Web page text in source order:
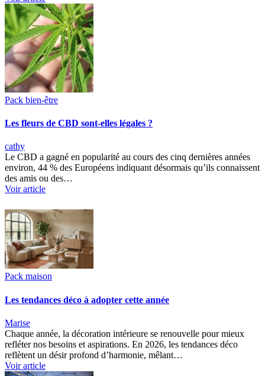
Pack bien-être
Les fleurs de CBD sont-elles légales ?
cathy
Le CBD a gagné en popularité au cours des cinq dernières années
environ, 44 % des Européens indiquant désormais qu’ils connaissent
des amis ou des…
Voir article
Pack maison
Les tendances déco à adopter cette année
Marise
Chaque année, la décoration intérieure se renouvelle pour mieux
refléter nos besoins et aspirations. En 2026, les tendances déco
reflètent un désir profond d’harmonie, mêlant…
Voir article